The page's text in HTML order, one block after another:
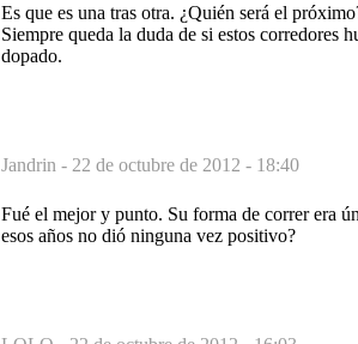
Es que es una tras otra. ¿Quién será el
Siempre queda la duda de si estos corredores
dopado.
Jandrin - 22 de octubre de 2012 - 18:40
Fué el mejor y punto. Su forma de correr era
esos años no dió ninguna vez positivo?